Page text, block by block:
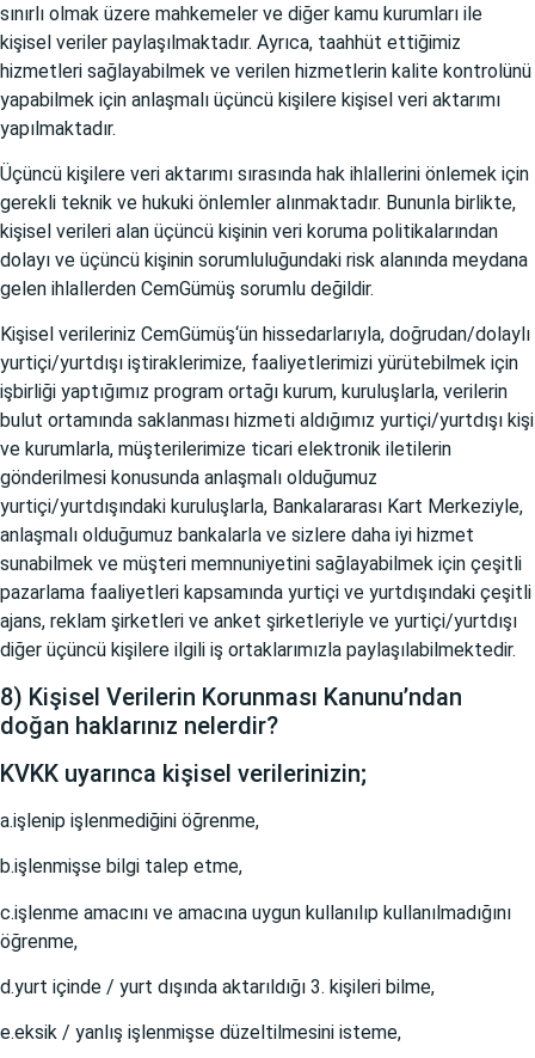
sınırlı olmak üzere mahkemeler ve diğer kamu kurumları ile
kişisel veriler paylaşılmaktadır. Ayrıca, taahhüt ettiğimiz
hizmetleri sağlayabilmek ve verilen hizmetlerin kalite kontrolünü
yapabilmek için anlaşmalı üçüncü kişilere kişisel veri aktarımı
yapılmaktadır.
Üçüncü kişilere veri aktarımı sırasında hak ihlallerini önlemek için
gerekli teknik ve hukuki önlemler alınmaktadır. Bununla birlikte,
kişisel verileri alan üçüncü kişinin veri koruma politikalarından
dolayı ve üçüncü kişinin sorumluluğundaki risk alanında meydana
gelen ihlallerden CemGümüş sorumlu değildir.
Kişisel verileriniz CemGümüş‘ün hissedarlarıyla, doğrudan/dolaylı
yurtiçi/yurtdışı iştiraklerimize, faaliyetlerimizi yürütebilmek için
işbirliği yaptığımız program ortağı kurum, kuruluşlarla, verilerin
bulut ortamında saklanması hizmeti aldığımız yurtiçi/yurtdışı kişi
ve kurumlarla, müşterilerimize ticari elektronik iletilerin
gönderilmesi konusunda anlaşmalı olduğumuz
yurtiçi/yurtdışındaki kuruluşlarla, Bankalararası Kart Merkeziyle,
anlaşmalı olduğumuz bankalarla ve sizlere daha iyi hizmet
sunabilmek ve müşteri memnuniyetini sağlayabilmek için çeşitli
pazarlama faaliyetleri kapsamında yurtiçi ve yurtdışındaki çeşitli
ajans, reklam şirketleri ve anket şirketleriyle ve yurtiçi/yurtdışı
diğer üçüncü kişilere ilgili iş ortaklarımızla paylaşılabilmektedir.
8) Kişisel Verilerin Korunması Kanunu’ndan
doğan haklarınız nelerdir?
KVKK uyarınca kişisel verilerinizin;
a.işlenip işlenmediğini öğrenme,
b.işlenmişse bilgi talep etme,
c.işlenme amacını ve amacına uygun kullanılıp kullanılmadığını
öğrenme,
d.yurt içinde / yurt dışında aktarıldığı 3. kişileri bilme,
e.eksik / yanlış işlenmişse düzeltilmesini isteme,